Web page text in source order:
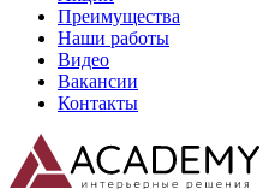
Преимущества
Наши работы
Видео
Вакансии
Контакты